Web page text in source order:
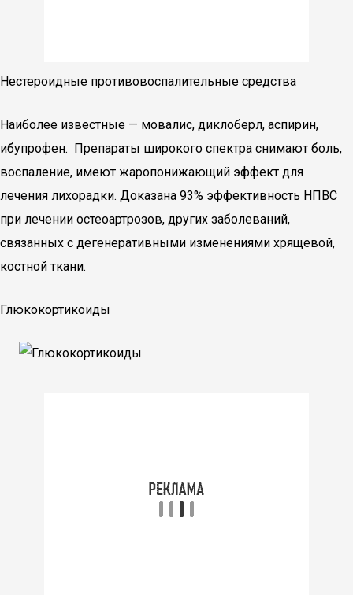
Нестероидные противовоспалительные средства
Наиболее известные — мовалис, диклоберл, аспирин,
ибупрофен. Препараты широкого спектра снимают боль,
воспаление, имеют жаропонижающий эффект для
лечения лихорадки. Доказана 93% эффективность НПВС
при лечении остеоартрозов, других заболеваний,
связанных с дегенеративными изменениями хрящевой,
костной ткани.
Глюкокортикоиды